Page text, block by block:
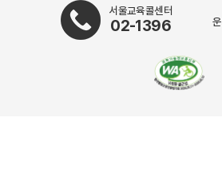
서울교육콜센터
02-1396